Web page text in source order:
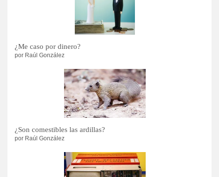
¿Me caso por dinero?
por Raúl González
¿Son comestibles las ardillas?
por Raúl González